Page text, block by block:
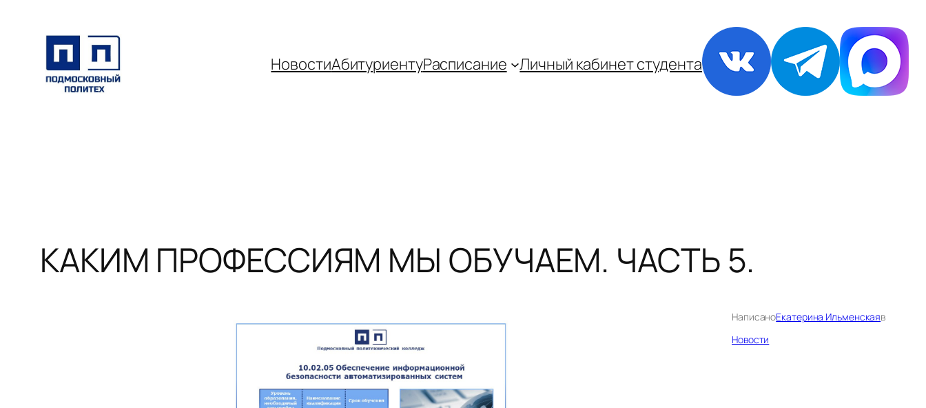
содержимому
НовостиАбитуриентуРаспиcание Личный кабинет студента
КАКИМ ПРОФЕССИЯМ МЫ ОБУЧАЕМ. ЧАСТЬ 5.
НаписаноЕкатерина Ильменскаяв
Новости